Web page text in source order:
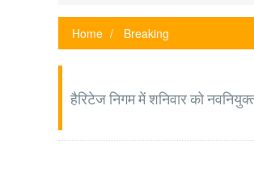
Home Breaking
हैरिटेज निगम में शनिवार को